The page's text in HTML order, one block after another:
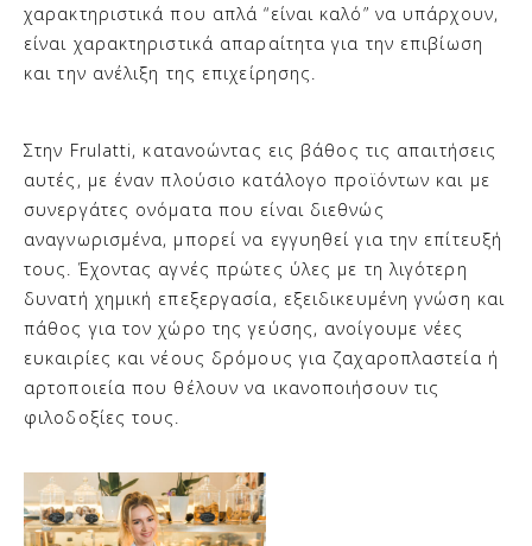
χαρακτηριστικά που απλά “είναι καλό” να υπάρχουν,
είναι χαρακτηριστικά απαραίτητα για την επιβίωση
και την ανέλιξη της επιχείρησης.
Στην Frulatti, κατανοώντας εις βάθος τις απαιτήσεις
αυτές, με έναν πλούσιο κατάλογο προϊόντων και με
συνεργάτες ονόματα που είναι διεθνώς
αναγνωρισμένα, μπορεί να εγγυηθεί για την επίτευξή
τους. Έχοντας αγνές πρώτες ύλες με τη λιγότερη
δυνατή χημική επεξεργασία, εξειδικευμένη γνώση και
πάθος για τον χώρο της γεύσης, ανοίγουμε νέες
ευκαιρίες και νέους δρόμους για ζαχαροπλαστεία ή
αρτοποιεία που θέλουν να ικανοποιήσουν τις
φιλοδοξίες τους.